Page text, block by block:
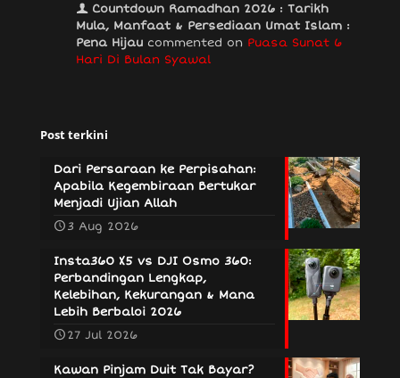
Countdown Ramadhan 2026 : Tarikh
Mula, Manfaat & Persediaan Umat Islam :
Pena Hijau commented on Puasa Sunat 6
Hari Di Bulan Syawal
Post terkini
Dari Persaraan ke Perpisahan:
Apabila Kegembiraan Bertukar
Menjadi Ujian Allah
3 Aug 2026
Insta360 X5 vs DJI Osmo 360:
Perbandingan Lengkap,
Kelebihan, Kekurangan & Mana
Lebih Berbaloi 2026
27 Jul 2026
Kawan Pinjam Duit Tak Bayar?